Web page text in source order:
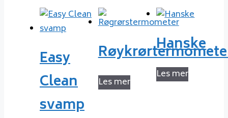
Easy
Clean
svamp
Les mer
Hanske
Les mer